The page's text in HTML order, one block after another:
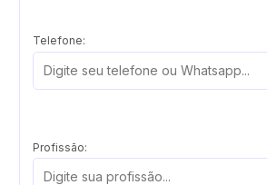
Telefone:
Profissão: